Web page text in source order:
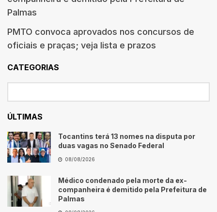
Palmas
PMTO convoca aprovados nos concursos de
oficiais e praças; veja lista e prazos
CATEGORIAS
ÚLTIMAS
Tocantins terá 13 nomes na disputa por
duas vagas no Senado Federal
08/08/2026
Médico condenado pela morte da ex-
companheira é demitido pela Prefeitura de
Palmas